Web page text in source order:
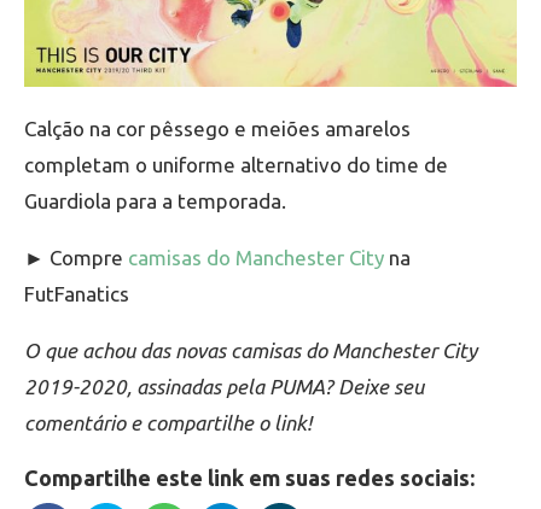
Calção na cor pêssego e meiões amarelos
completam o uniforme alternativo do time de
Guardiola para a temporada.
► Compre camisas do Manchester City na
FutFanatics
O que achou das novas camisas do Manchester City
2019-2020, assinadas pela PUMA? Deixe seu
comentário e compartilhe o link!
Compartilhe este link em suas redes sociais: